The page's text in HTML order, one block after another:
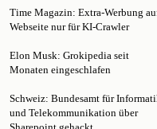
Webseite nur für KI-Crawler
Monaten eingeschlafen
Schweiz: Bundesamt für Informatik
und Telekommunikation über
Sharepoint gehackt